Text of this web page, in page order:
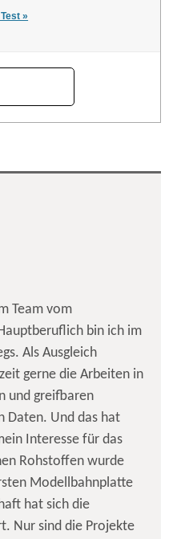
»
Team vom
bin ich im
Als Ausgleich
gerne die Arbeiten in
und greifbaren
Daten. Und das hat
Interesse für das
Rohstoffen wurde
Modellbahnplatte
hat sich die
Nur sind die Projekte